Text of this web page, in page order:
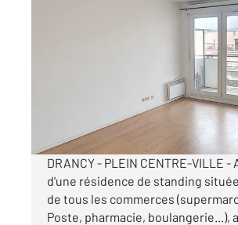
Appartement F2 à louer
par mois charges comprises
DRANCY - PLEIN CENTRE-VILLE -
d'une résidence de standing
de tous les commerces
Poste, pharmacie, boulangerie...),